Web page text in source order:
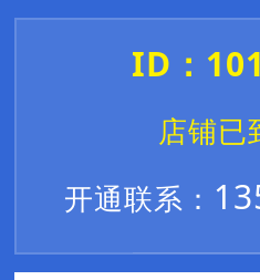
ID：
店铺已
开通联系：